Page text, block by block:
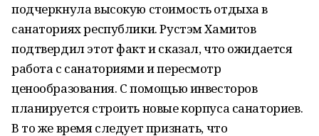
подчеркнула высокую стоимость отдыха в
санаториях республики. Рустэм Хамитов
подтвердил этот факт и сказал, что ожидается
работа с санаториями и пересмотр
ценообразования. С помощью инвесторов
планируется строить новые корпуса санаториев.
В то же время следует признать, что